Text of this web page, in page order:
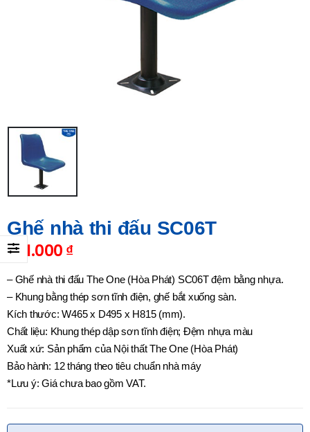
Ghế nhà thi đấu SC06T
431.000₫
– Ghế nhà thi đấu The One (Hòa Phát) SC06T đệm bằng nhựa.
– Khung bằng thép sơn tĩnh điện, ghế bắt xuống sàn.
Kích thước: W465 x D495 x H815 (mm).
Chất liệu: Khung thép dập sơn tĩnh điện; Đệm nhựa màu
Xuất xứ: Sản phẩm của Nội thất The One (Hòa Phát)
Bảo hành: 12 tháng theo tiêu chuẩn nhà máy
*Lưu ý: Giá chưa bao gồm VAT.